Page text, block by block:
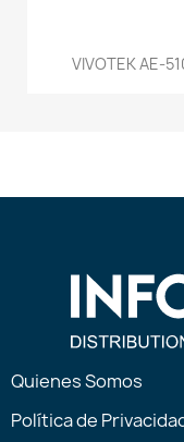
VIVOTEK AE-
Quienes Somos
Política de